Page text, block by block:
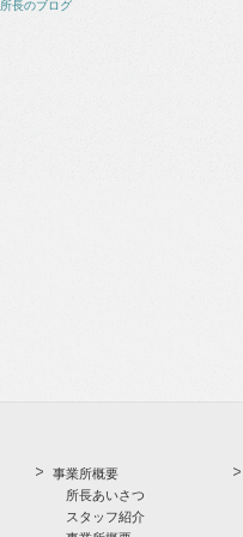
所長のブログ
事業所概要
所長あいさつ
スタッフ紹介